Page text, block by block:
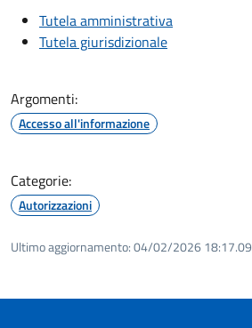
Tutela amministrativa
Tutela giurisdizionale
Argomenti:
Accesso all'informazione
Categorie:
Autorizzazioni
Ultimo aggiornamento:04/02/2026 18:17.09